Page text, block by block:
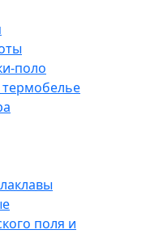
поло
поля и